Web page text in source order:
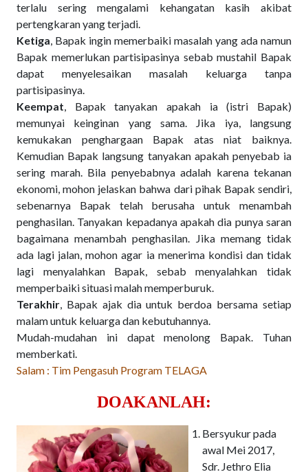
terlalu sering mengalami kehangatan kasih akibat
pertengkaran yang terjadi.
Ketiga, Bapak ingin memerbaiki masalah yang ada namun
Bapak memerlukan partisipasinya sebab mustahil Bapak
dapat menyelesaikan masalah keluarga tanpa
partisipasinya.
Keempat, Bapak tanyakan apakah ia (istri Bapak)
memunyai keinginan yang sama. Jika iya, langsung
kemukakan penghargaan Bapak atas niat baiknya.
Kemudian Bapak langsung tanyakan apakah penyebab ia
sering marah. Bila penyebabnya adalah karena tekanan
ekonomi, mohon jelaskan bahwa dari pihak Bapak sendiri,
sebenarnya Bapak telah berusaha untuk menambah
penghasilan. Tanyakan kepadanya apakah dia punya saran
bagaimana menambah penghasilan. Jika memang tidak
ada lagi jalan, mohon agar ia menerima kondisi dan tidak
lagi menyalahkan Bapak, sebab menyalahkan tidak
memperbaiki situasi malah memperburuk.
Terakhir, Bapak ajak dia untuk berdoa bersama setiap
malam untuk keluarga dan kebutuhannya.
Mudah-mudahan ini dapat menolong Bapak. Tuhan
memberkati.
Salam : Tim Pengasuh Program TELAGA
DOAKANLAH:
Bersyukur pada
awal Mei 2017,
Sdr. Jethro Elia